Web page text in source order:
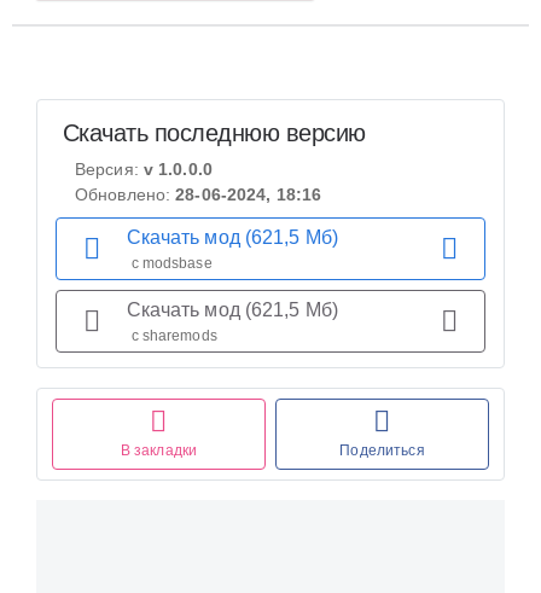
В закладки Поделиться
Скачать последнюю версию
Версия: v 1.0.0.0
Обновлено:28-06-2024, 18:16
Скачать мод (621,5 Мб)
с modsbase
Скачать мод (621,5 Мб)
с sharemods